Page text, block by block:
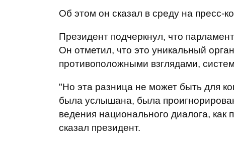
Об этом он сказал в среду на пресс-
Президент подчеркнул, что
Он отметил, что это уникальный
противоположными взглядами,
"Но эта разница не может быть для
была услышана, была
ведения национального диалога,
сказал президент.